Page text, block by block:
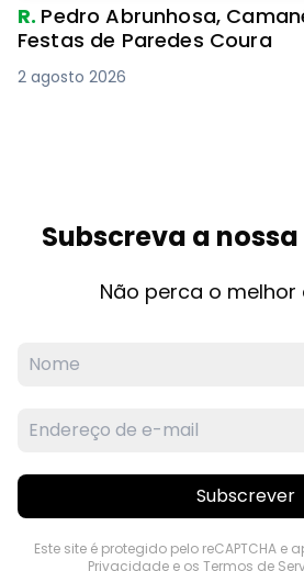
R. Pedro Abrunhosa,
Festas de Paredes Coura
2 agosto 2026
Subscreva a
Não perca o melhor
Subscrever
Este site é protegido pelo reCAPTCHA e
Privacidadee os Termos de